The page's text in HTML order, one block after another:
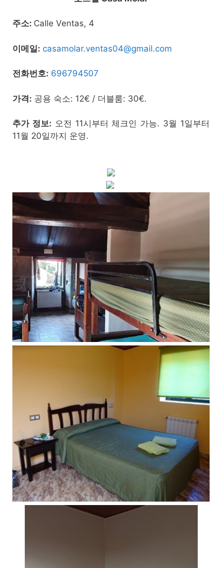
주소: Calle Ventas, 4
이메일: casamolar.ventas04@gmail.com
전화번호: 696794507
가격: 공용 숙소: 12€ / 더블룸: 30€.
추가 정보: 오전 11시부터 체크인 가능. 3월 1일부터
11월 20일까지 운영.